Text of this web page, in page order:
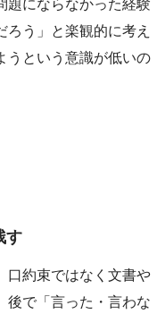
題にならなかった経験
う」と楽観的に考え
うという意識が低いの
す
口約束ではなく文書や
後で「言った・言わな